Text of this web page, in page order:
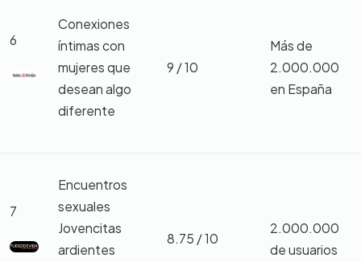
6
Conexiones
íntimas con
mujeres que
desean algo
diferente
9 / 10
Más de
2.000.000
en España
7
Encuentros
sexuales
Jovencitas
ardientes
8.75 / 10
2.000.000
de usuarios